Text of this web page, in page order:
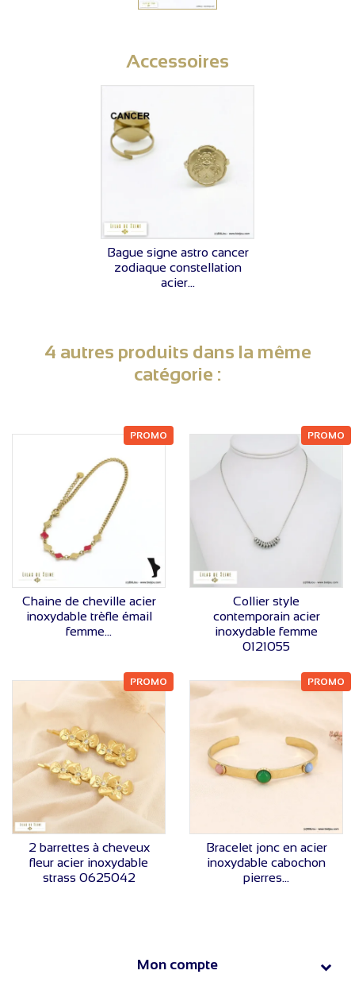
Accessoires
VOIR LE PRIX
Bague signe astro cancer
zodiaque constellation
acier...
4 autres produits dans la même
catégorie :
VOIR LE PRIX
Chaine de cheville acier
inoxydable trèfle émail
femme...
PROMO
VOIR LE PRIX
Collier style
contemporain acier
inoxydable femme
0121055
PROMO
VOIR LE PRIX
2 barrettes à cheveux
fleur acier inoxydable
strass 0625042
PROMO
VOIR LE PRIX
Bracelet jonc en acier
inoxydable cabochon
pierres...
PROMO
Mon compte